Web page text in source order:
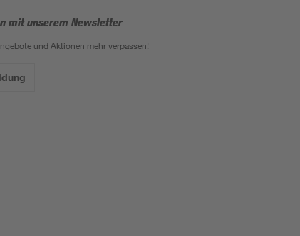
mit unserem Newsletter
und Aktionen mehr verpassen!